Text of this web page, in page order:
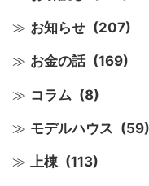
お知らせ (207)
お金の話 (169)
コラム (8)
モデルハウス (59)
上棟 (113)